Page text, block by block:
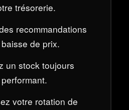
trésorerie.
recommandations
de prix.
un stock toujours
performant.
votre rotation de